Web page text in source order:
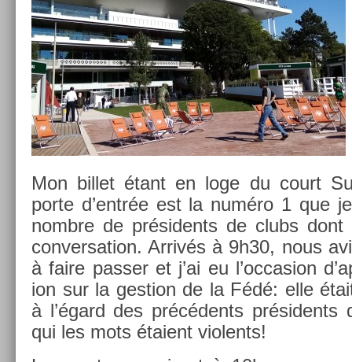
Mon bi­llet étant en loge du court
porte d’entrée est la numéro 1 que
nombre de présidents de clubs
con­ver­sa­tion. Arrivés à 9h30, nous
à faire pass­er et j’ai eu l’oc­cas­ion
ion sur la ges­tion de la Fédé: elle
à l’égard des précédents présidents
qui les mots étaient violents!